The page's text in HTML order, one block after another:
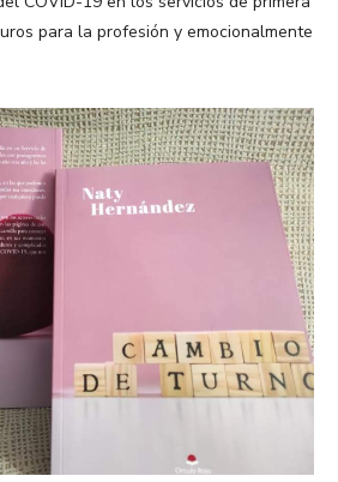
para la profesión y emocionalmente